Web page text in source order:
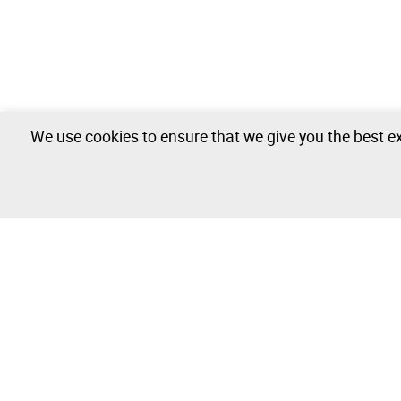
We use cookies to ensure that we give you the best